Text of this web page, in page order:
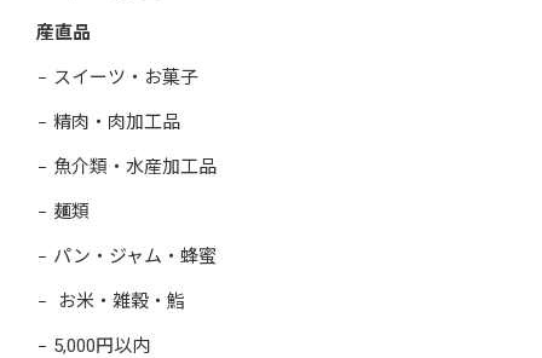
産直品
スイーツ・お菓子
精肉・肉加工品
魚介類・水産加工品
麺類
パン・ジャム・蜂蜜
お米・雑穀・鮨
5,000円以内